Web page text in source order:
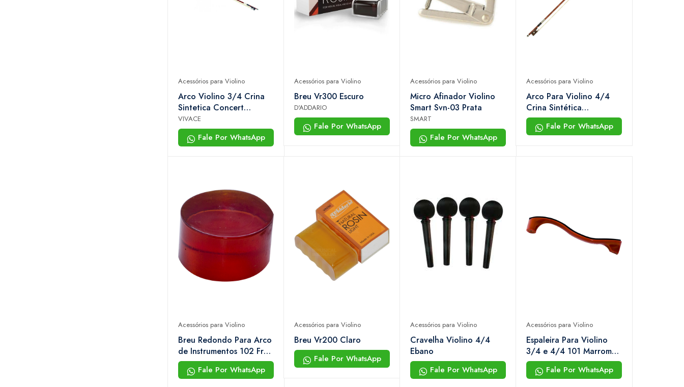
Acessórios para Violino
Arco Violino 3/4 Crina
Sintetica Concert
Cva100
VIVACE
Fale Por WhatsApp
Acessórios para Violino
Breu Vr300 Escuro
D'ADDARIO
Fale Por WhatsApp
Acessórios para Violino
Micro Afinador Violino
Smart Svn-03 Prata
SMART
Fale Por WhatsApp
Acessórios para Violino
Arco Para Violino 4/4
Crina Sintética
Dominante
Fale Por WhatsApp
Acessórios para Violino
Breu Redondo Para Arco
de Instrumentos 102 Free
Sax
Fale Por WhatsApp
Acessórios para Violino
Breu Vr200 Claro
Fale Por WhatsApp
Acessórios para Violino
Cravelha Violino 4/4
Ebano
Fale Por WhatsApp
Acessórios para Violino
Espaleira Para Violino
3/4 e 4/4 101 Marrom
Free Sax
Fale Por WhatsApp